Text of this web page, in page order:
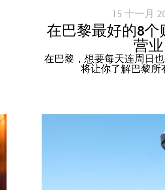
15 十一月
在巴黎最好的8个
营业
在巴黎，想要每天连周日
将让你了解巴黎所